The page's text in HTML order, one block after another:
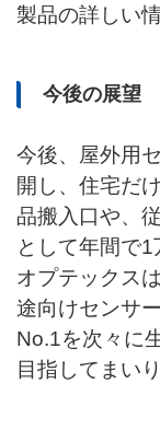
製品の詳しい
今後の展望
今後、屋外用
開し、住宅だ
品搬入口や、
として年間で1
オプテックス
途向けセンサ
No.1を次々に
目指してまい